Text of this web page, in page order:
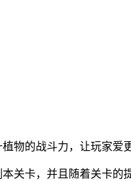
物的战斗力，让玩家爱
关卡，并且随着关卡的